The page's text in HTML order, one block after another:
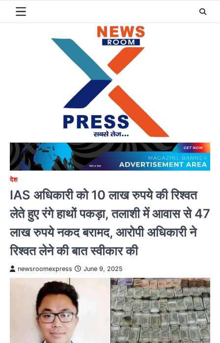
देश
IAS अधिकारी को 10 लाख रुपये की रिश्वत
लेते हुए रंगे हाथों पकड़ा, तलाशी में आवास से 47
लाख रुपये नकद बरामद, आरोपी अधिकारी ने
रिश्वत लेने की बात स्वीकार की
newsroomexpress June 9, 2025